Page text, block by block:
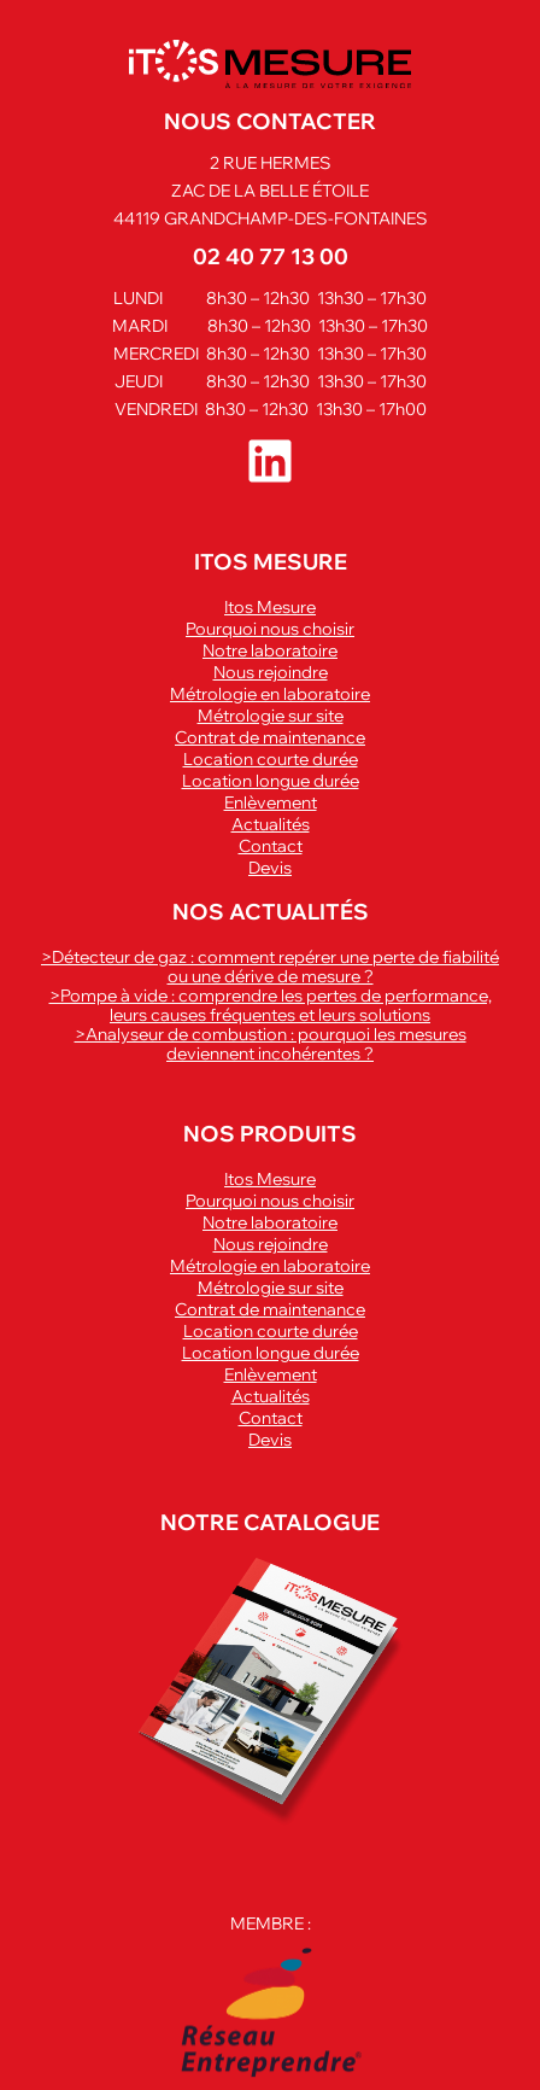
NOUS CONTACTER
2 RUE HERMES
ZAC DE LA BELLE ÉTOILE
44119 GRANDCHAMP-DES-FONTAINES
02 40 77 13 00
LUNDI 8h30 – 12h30 13h30 – 17h30
MARDI 8h30 – 12h30 13h30 – 17h30
MERCREDI 8h30 – 12h30 13h30 – 17h30
JEUDI 8h30 – 12h30 13h30 – 17h30
VENDREDI 8h30 – 12h30 13h30 – 17h00
ITOS MESURE
Itos Mesure
Pourquoi nous choisir
Notre laboratoire
Nous rejoindre
Métrologie en laboratoire
Métrologie sur site
Contrat de maintenance
Location courte durée
Location longue durée
Enlèvement
Actualités
Contact
Devis
NOS ACTUALITÉS
>Détecteur de gaz : comment repérer une perte de fiabilité
ou une dérive de mesure ?
>Pompe à vide : comprendre les pertes de performance,
leurs causes fréquentes et leurs solutions
>Analyseur de combustion : pourquoi les mesures
deviennent incohérentes ?
NOS PRODUITS
Itos Mesure
Pourquoi nous choisir
Notre laboratoire
Nous rejoindre
Métrologie en laboratoire
Métrologie sur site
Contrat de maintenance
Location courte durée
Location longue durée
Enlèvement
Actualités
Contact
Devis
NOTRE CATALOGUE
MEMBRE :